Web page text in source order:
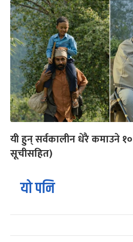
यी हुन् सर्वकालीन धेरै कमाउने
सूचीसहित)
यो पनि